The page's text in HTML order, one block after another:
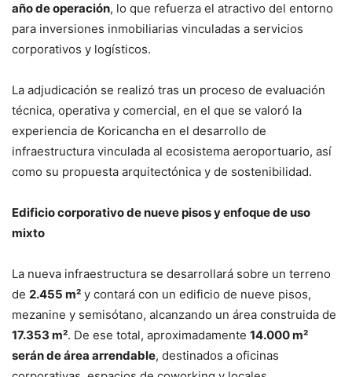
año de operación, lo que refuerza el atractivo del entorno
para inversiones inmobiliarias vinculadas a servicios
corporativos y logísticos.
La adjudicación se realizó tras un proceso de evaluación
técnica, operativa y comercial, en el que se valoró la
experiencia de Koricancha en el desarrollo de
infraestructura vinculada al ecosistema aeroportuario, así
como su propuesta arquitectónica y de sostenibilidad.
Edificio corporativo de nueve pisos y enfoque de uso
mixto
La nueva infraestructura se desarrollará sobre un terreno
de 2.455 m² y contará con un edificio de nueve pisos,
mezanine y semisótano, alcanzando un área construida de
17.353 m². De ese total, aproximadamente 14.000 m²
serán de área arrendable, destinados a oficinas